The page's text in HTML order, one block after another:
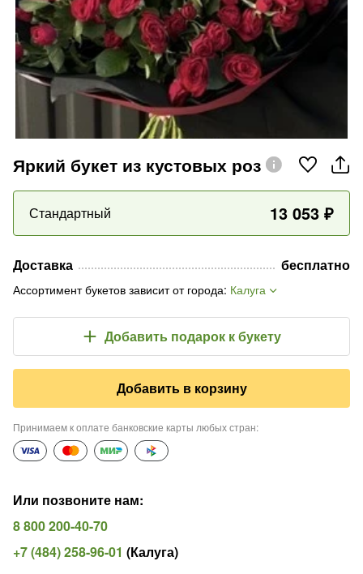
Яркий букет из кустовых роз
Стандартный 13 053 ₽
Доставка бесплатно
Ассортимент букетов зависит от города: Калуга
Добавить подарок к букету
Добавить в корзину
Принимаем к оплате банковские карты любых стран:
Или позвоните нам:
8 800 200-40-70
+7 (484) 258-96-01 (Калуга)